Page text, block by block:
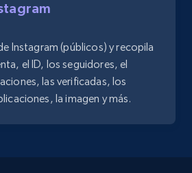
- Posts
Description, Date
Instagram (públicos) y recopila
el ID, los seguidores, el
las verificadas, los
la imagen y más.